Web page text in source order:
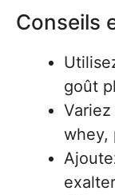
Conseils
goût
whey,